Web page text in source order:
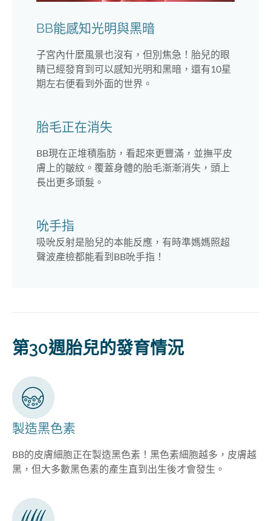
BB能感知光明與黑暗
子宮內什麼風景也沒有，但別焦急！胎兒的眼
睛已經發育到可以感知光明和黑暗，還有10星
期左右便看到外面的世界。
胎毛正在消失
BB現在正堆積脂肪，看起來更豐滿，並撫平皮
膚上的皺紋。覆蓋身體的胎毛漸漸消失，頭上
長出更多頭髮。
吮手指
吸吮反射是胎兒的本能反應，有時準媽媽照超
聲波產檢都能看到BB吮手指！
第30週胎兒的發育情況
製造黑色素
BB的皮膚細胞正在製造黑色素！黑色素細胞越多，皮膚越
黑，但大多數黑色素的產生直到出生後才會發生。